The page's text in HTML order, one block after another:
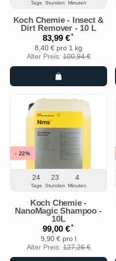
Tage Stunden Minuten
Koch Chemie - Insect &
Dirt Remover - 10 L
83,99 €*
8,40 € pro 1 kg
Alter Preis:100,94 €
24
Tage
23
Stunden
4
Minuten
- 22%
Koch Chemie -
NanoMagic Shampoo -
10L
99,00 €*
9,90 € pro l
Alter Preis:127,26 €